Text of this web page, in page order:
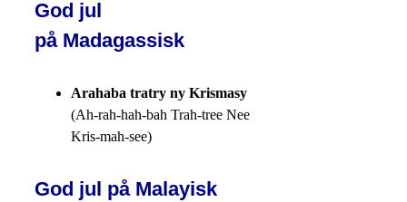
God jul
på Madagassisk
Arahaba tratry ny Krismasy
(Ah-rah-hah-bah Trah-tree Nee
Kris-mah-see)
God jul på Malayisk